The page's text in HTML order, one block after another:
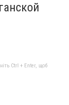
Ctrl + Enter, щоб